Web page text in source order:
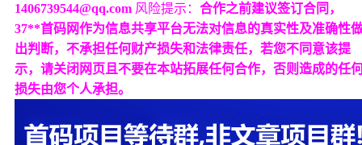
1406739544@qq.com 风险提示： 合作之前建议签订合同，
37**首码网作为信息共享平台无法对信息的真实性及准确性
出判断，不承担任何财产损失和法律责任，若您不同意该提
示，请关闭网页且不要在本站拓展任何合作，否则造成的任
损失由您个人承担。